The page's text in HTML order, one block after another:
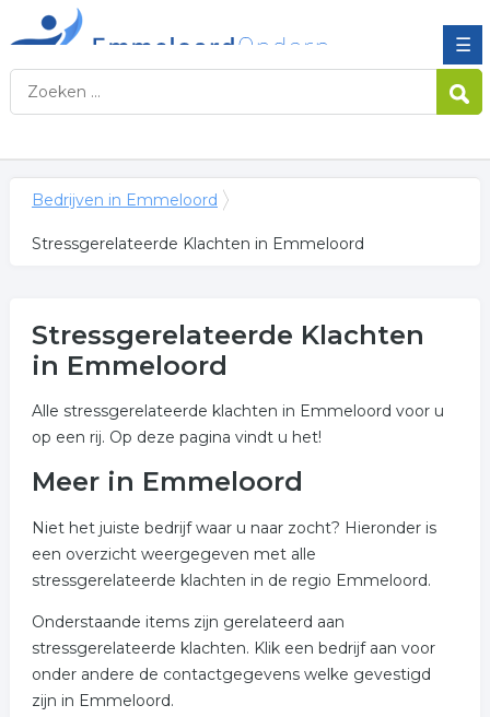
☰
Bedrijven in Emmeloord
Stressgerelateerde Klachten in Emmeloord
Stressgerelateerde Klachten
in Emmeloord
Alle stressgerelateerde klachten in Emmeloord voor u
op een rij. Op deze pagina vindt u het!
Meer in Emmeloord
Niet het juiste bedrijf waar u naar zocht? Hieronder is
een overzicht weergegeven met alle
stressgerelateerde klachten in de regio Emmeloord.
Onderstaande items zijn gerelateerd aan
stressgerelateerde klachten. Klik een bedrijf aan voor
onder andere de contactgegevens welke gevestigd
zijn in Emmeloord.